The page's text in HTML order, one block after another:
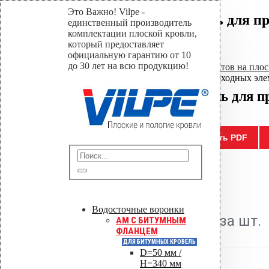
Это Важно! Vilpe -
единственный производитель
комплектации плоской кровли,
который предоставляет
официальную гарантию от 10
до 30 лет на всю продукцию!
Водосточные воронки
AM C БИТУМНЫМ
ФЛАНЦЕМ
ДЛЯ БИТУМНЫХ КРОВЕЛЬ
D=50 мм /
H=340 мм
Резиновый уплотнитель для
Home
Магазин
Уплотнители проходных элементов на
Резиновый уплотнитель для проходных
Резиновый уплотнитель для
Сохранить PDF
0out of 5
( Отзывов пока нет. )
11,500.00р.Цена за шт.